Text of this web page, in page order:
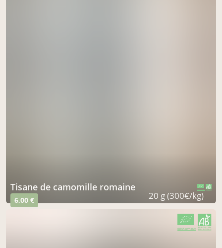
Tisane de camomille romaine
6,00 € 20 g (300€/kg)
CERTIFIÉ PAR FR-BIO-09
AGRICULTURE FRANCE